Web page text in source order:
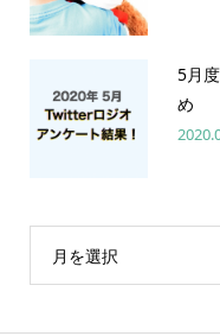
5月
め
月を選択